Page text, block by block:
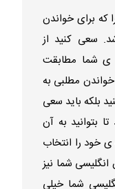
که برای خواندن
سعی کنید از
ی شما مطابقت
مطلبی به
بلکه باید سعی
بتوانید به آن
ی خود را انتخاب
شما نیز
شما خیلی